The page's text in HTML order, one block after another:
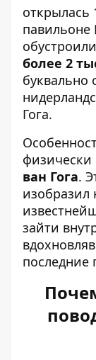
открылась
обустроили
более 2
буквально
Гога.
физически
ван Гога.
изобразил
зайти
последние